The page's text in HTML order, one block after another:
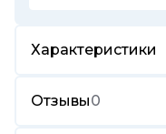
Характеристики
Отзывы0